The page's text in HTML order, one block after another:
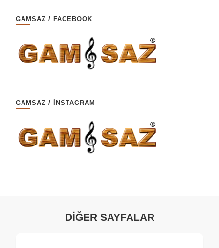
GAMSAZ / FACEBOOK
GAMSAZ / İNSTAGRAM
DİĞER SAYFALAR